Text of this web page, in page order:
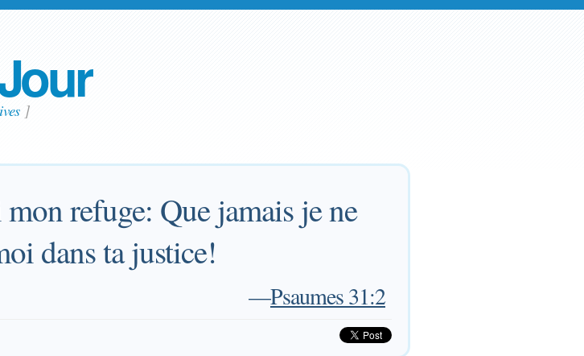
]
refuge: Que jamais je ne
dans ta justice!
—Psaumes 31:2